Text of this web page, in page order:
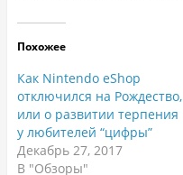
Похожее
Как Nintendo eShop
отключился на Рождество,
или о развитии терпения
у любителей “цифры”
Декабрь 27, 2017
В "Обзоры"